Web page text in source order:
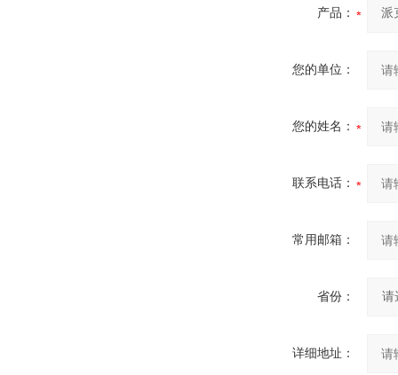
产品：
您的单位：
您的姓名：
联系电话：
常用邮箱：
省份：
详细地址：